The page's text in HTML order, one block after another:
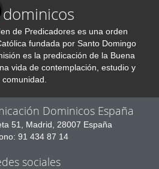
dominicos
de Predicadores es una orden
fundada por Santo Domingo
es la predicación de la Buena
vida de contemplación, estudio y
comunidad.
Dominicos España
51, Madrid, 28007 España
91 434 87 14
sociales